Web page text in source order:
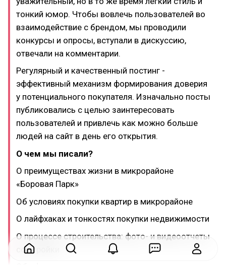
тонкий юмор. Чтобы вовлечь пользователей во
взаимодействие с брендом, мы проводили
конкурсы и опросы, вступали в дискуссию,
отвечали на комментарии.
Регулярный и качественный постинг -
эффективный механизм формирования доверия
у потенциального покупателя. Изначально посты
публиковались с целью заинтересовать
пользователей и привлечь как можно больше
людей на сайт в день его открытия.
О чем мы писали?
О преимуществах жизни в микрорайоне
«Боровая Парк»
Об условиях покупки квартир в микрорайоне
О лайфхаках и тонкостях покупки недвижимости
О процессе строительства: фото- и видеоотчеты
со стройки